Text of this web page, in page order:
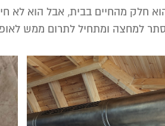
חלק מהחיים בבית, אבל הוא לא
למחצה ומתחיל לתרום ממש